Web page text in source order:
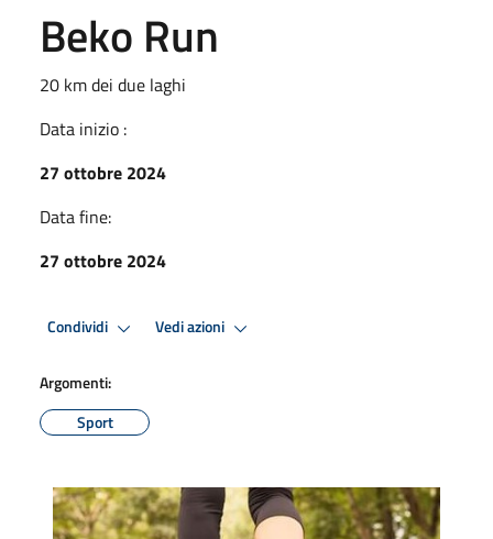
Beko Run
20 km dei due laghi
Data inizio :
27 ottobre 2024
Data fine:
27 ottobre 2024
Condividi Vedi azioni
Argomenti:
Sport